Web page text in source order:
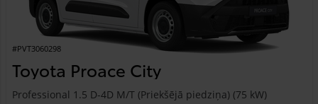
#PVT3060298
Toyota Proace City
Professional 1.5 D-4D M/T (Priekšējā piedziņa) (75 kW)